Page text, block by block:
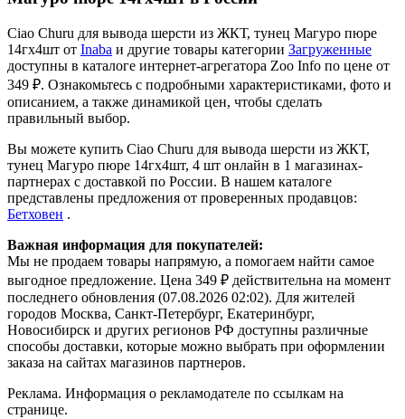
Ciao Churu для вывода шерсти из ЖКТ, тунец Магуро пюре
14гх4шт от Inaba и другие товары категории Загруженные
доступны в каталоге интернет-агрегатора Zoo Info по цене от
349 ₽. Ознакомьтесь с подробными характеристиками, фото и
описанием, а также динамикой цен, чтобы сделать
правильный выбор.
Вы можете купить Ciao Churu для вывода шерсти из ЖКТ,
тунец Магуро пюре 14гх4шт, 4 шт онлайн в 1 магазинах-
партнерах с доставкой по России. В нашем каталоге
представлены предложения от проверенных продавцов:
Бетховен .
Важная информация для покупателей:
Мы не продаем товары напрямую, а помогаем найти самое
выгодное предложение. Цена 349 ₽ действительна на момент
последнего обновления (07.08.2026 02:02). Для жителей
городов Москва, Санкт-Петербург, Екатеринбург,
Новосибирск и других регионов РФ доступны различные
способы доставки, которые можно выбрать при оформлении
заказа на сайтах магазинов партнеров.
Реклама. Информация о рекламодателе по ссылкам на
странице.